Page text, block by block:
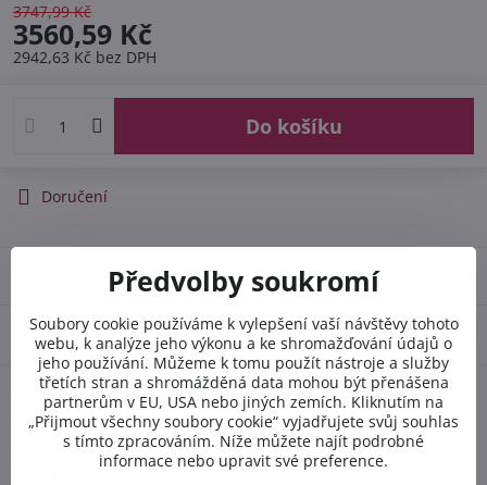
3747,99 Kč
3560,59 Kč
2942,63 Kč bez DPH
Do košíku
Doručení
Diskuse 0
Potřebujete poradit s
objednávkou?
Kontaktujte nás PO-PÁ 8:00 - 16:00:
Předvolby soukromí
Soubory cookie používáme k vylepšení vaší návštěvy tohoto
webu, k analýze jeho výkonu a ke shromažďování údajů o
jeho používání. Můžeme k tomu použít nástroje a služby
třetích stran a shromážděná data mohou být přenášena
partnerům v EU, USA nebo jiných zemích. Kliknutím na
„Přijmout všechny soubory cookie“ vyjadřujete svůj souhlas
s tímto zpracováním. Níže můžete najít podrobné
informace nebo upravit své preference.